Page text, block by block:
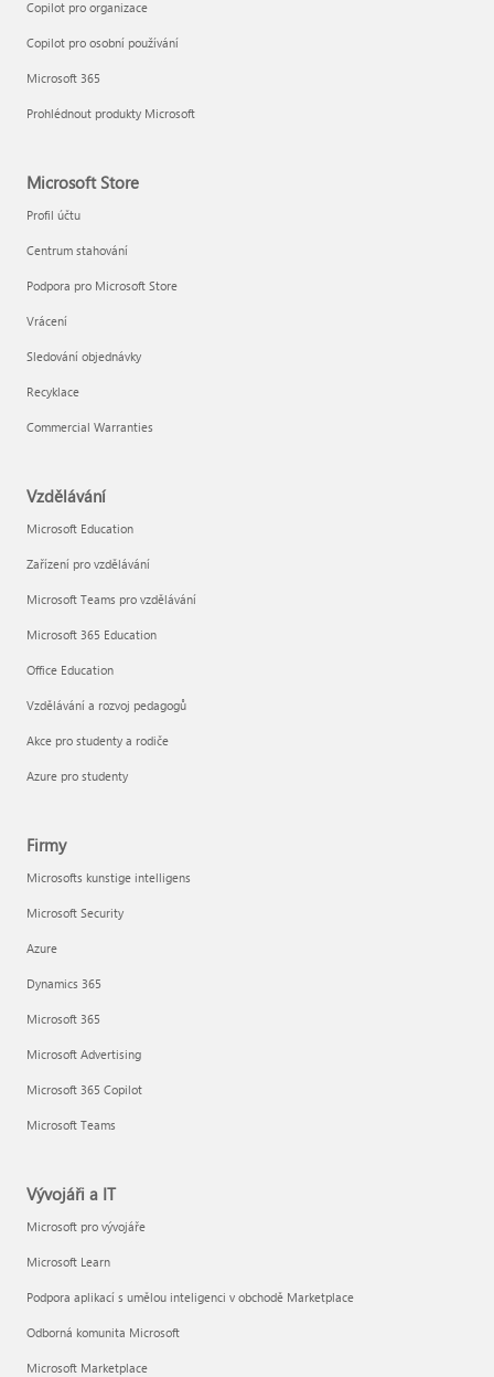
Copilot pro organizace
Copilot pro osobní používání
Microsoft 365
Prohlédnout produkty Microsoft
Microsoft Store
Profil účtu
Centrum stahování
Podpora pro Microsoft Store
Vrácení
Sledování objednávky
Recyklace
Commercial Warranties
Vzdělávání
Microsoft Education
Zařízení pro vzdělávání
Microsoft Teams pro vzdělávání
Microsoft 365 Education
Office Education
Vzdělávání a rozvoj pedagogů
Akce pro studenty a rodiče
Azure pro studenty
Firmy
Microsofts kunstige intelligens
Microsoft Security
Azure
Dynamics 365
Microsoft 365
Microsoft Advertising
Microsoft 365 Copilot
Microsoft Teams
Vývojáři a IT
Microsoft pro vývojáře
Microsoft Learn
Podpora aplikací s umělou inteligenci v obchodě Marketplace
Odborná komunita Microsoft
Microsoft Marketplace